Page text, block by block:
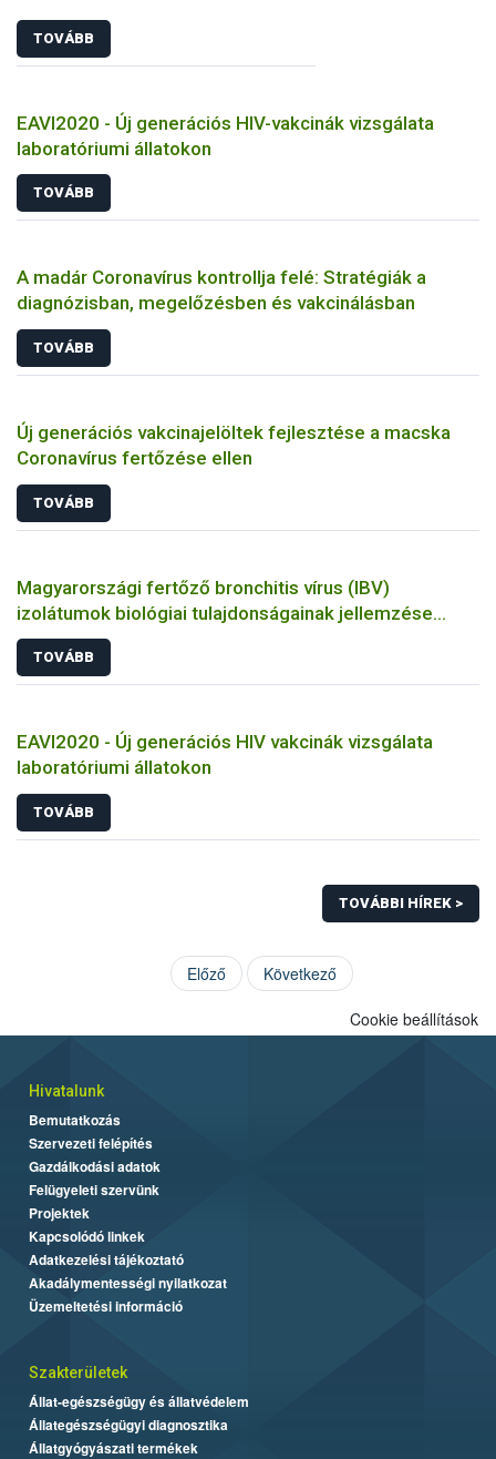
TOVÁBB
EAVI2020 - Új generációs HIV-vakcinák vizsgálata
laboratóriumi állatokon
TOVÁBB
A madár Coronavírus kontrollja felé: Stratégiák a
diagnózisban, megelőzésben és vakcinálásban
TOVÁBB
Új generációs vakcinajelöltek fejlesztése a macska
Coronavírus fertőzése ellen
TOVÁBB
Magyarországi fertőző bronchitis vírus (IBV)
izolátumok biológiai tulajdonságainak jellemzése
állatkísérletes és molekuláris biológiai eszközökkel
TOVÁBB
EAVI2020 - Új generációs HIV vakcinák vizsgálata
laboratóriumi állatokon
TOVÁBB
TOVÁBBI HÍREK >
Előző Következő
Cookie beállítások
Hivatalunk
Bemutatkozás
Szervezeti felépítés
Gazdálkodási adatok
Felügyeleti szervünk
Projektek
Kapcsolódó linkek
Adatkezelési tájékoztató
Akadálymentességi nyilatkozat
Üzemeltetési információ
Szakterületek
Állat-egészségügy és állatvédelem
Állategészségügyi diagnosztika
Állatgyógyászati termékek